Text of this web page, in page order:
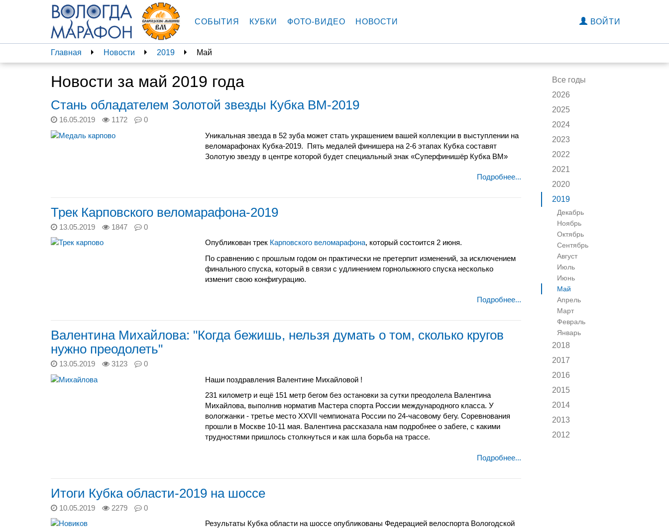
СОБЫТИЯ КУБКИ ФОТО-ВИДЕО НОВОСТИ ВОЙТИ
Главная Новости 2019 Май
Все годы
2026
2025
2024
2023
2022
2021
2020
2019
Декабрь
Ноябрь
Октябрь
Сентябрь
Август
Июль
Июнь
Май
Апрель
Март
Февраль
Январь
2018
2017
2016
2015
2014
2013
2012
Новости за май 2019 года
Стань обладателем Золотой звезды Кубка ВМ-2019
16.05.2019 1172
0
Уникальная звезда в 52 зуба может стать украшением вашей коллекции в выступлении на
веломарафонах Кубка-2019. Пять медалей финишера на 2-6 этапах Кубка составят
Золотую звезду в центре которой будет специальный знак «Суперфинишёр Кубка ВМ»
Подробнее...
Трек Карповского веломарафона-2019
13.05.2019 1847
0
Опубликован трек Карповского веломарафона, который состоится 2 июня.
По сравнению с прошлым годом он практически не претерпит изменений, за исключением
финального спуска, который в связи с удлинением горнолыжного спуска несколько
изменит свою конфигурацию.
Подробнее...
Валентина Михайлова: "Когда бежишь, нельзя думать о том, сколько кругов
нужно преодолеть"
13.05.2019 3123
0
Наши поздравления Валентине Михайловой !
231 километр и ещё 151 метр бегом без остановки за сутки преодолела Валентина
Михайлова, выполнив норматив Мастера спорта России международного класса. У
вологжанки - третье место XXVII чемпионата России по 24-часовому бегу. Соревнования
прошли в Москве 10-11 мая. Валентина рассказала нам подробнее о забеге, с какими
трудностями пришлось столкнуться и как шла борьба на трассе.
Подробнее...
Итоги Кубка области-2019 на шоссе
10.05.2019 2279
0
Результаты Кубка области на шоссе опубликованы Федерацией велоспорта Вологодской